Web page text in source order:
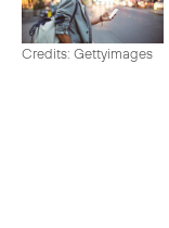
Credits: Gettyimages